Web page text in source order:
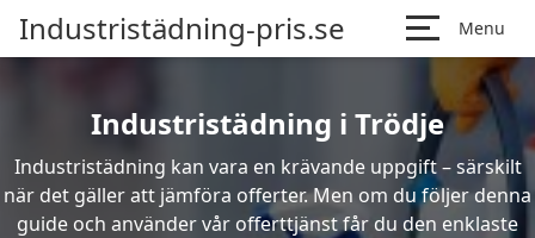
Industristädning-pris.se Menu
Industristädning i Trödje
Industristädning kan vara en krävande uppgift – särskilt
när det gäller att jämföra offerter. Men om du följer denna
guide och använder vår offerttjänst får du den enklaste